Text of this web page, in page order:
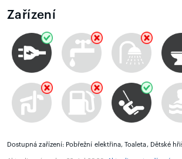
Zařízení
Dostupná zařízení: Pobřežní elektřina, Toaleta, Dětské